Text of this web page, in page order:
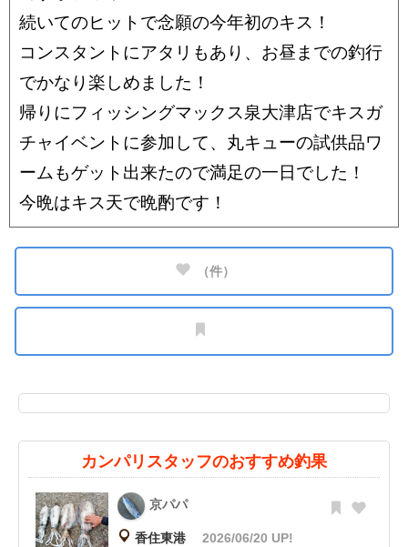
続いてのヒットで念願の今年初のキス！
コンスタントにアタリもあり、お昼までの釣行
でかなり楽しめました！
帰りにフィッシングマックス泉大津店でキスガ
チャイベントに参加して、丸キューの試供品ワ
ームもゲット出来たので満足の一日でした！
今晩はキス天で晩酌です！
（件）
カンパリスタッフのおすすめ釣果
京パパ
香住東港 2026/06/20 UP!